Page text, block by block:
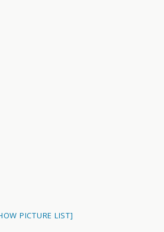
PICTURE LIST]